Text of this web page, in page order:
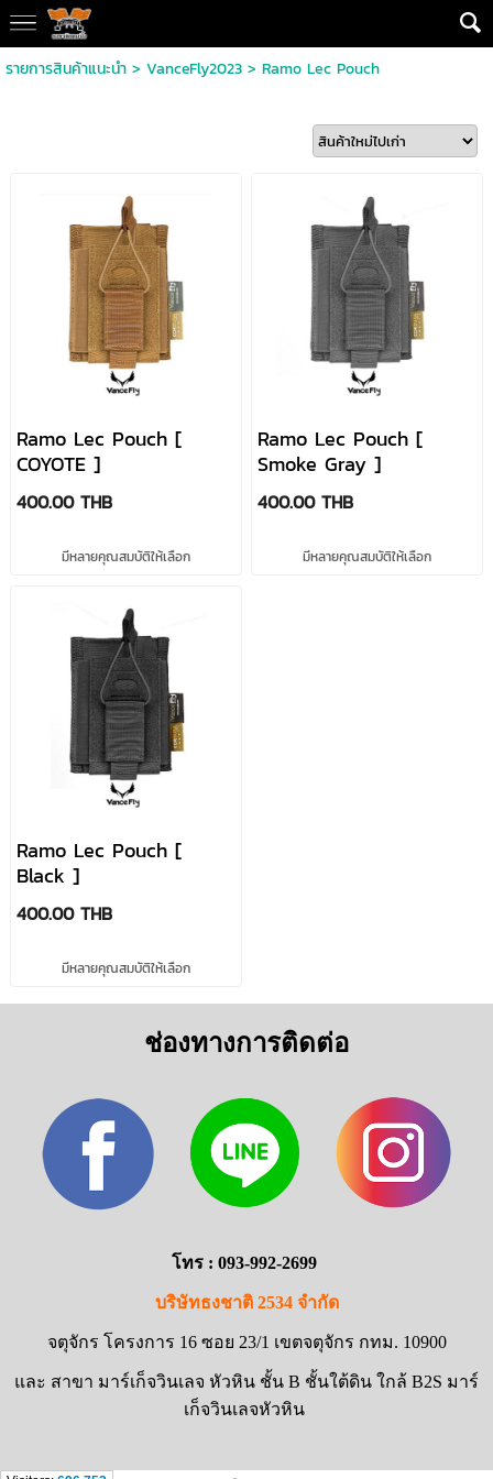
รายการสินค้าแนะนำ> VanceFly2023> Ramo Lec Pouch
Ramo Lec Pouch [
COYOTE ]
400.00 THB
มีหลายคุณสมบัติให้เลือก
Ramo Lec Pouch [
Smoke Gray ]
400.00 THB
มีหลายคุณสมบัติให้เลือก
Ramo Lec Pouch [
Black ]
400.00 THB
มีหลายคุณสมบัติให้เลือก
ช่องทางการติดต่อ
โทร : 093-992-2699
บริษัทธงชาติ 2534 จำกัด
จตุจักร โครงการ 16 ซอย 23/1 เขตจตุจักร กทม. 10900
และ สาขา มาร์เก็จวินเลจ หัวหิน ชั้น B ชั้นใต้ดิน ใกล้ B2S มาร์
เก็จวินเลจหัวหิน